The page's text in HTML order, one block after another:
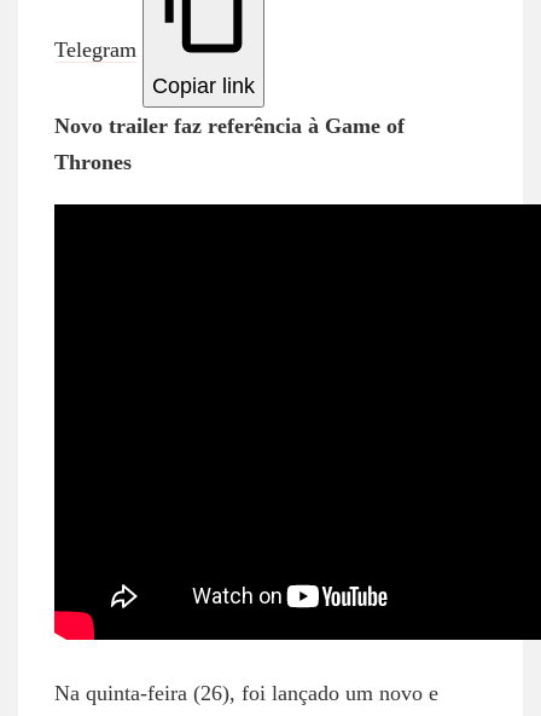
Telegram
Copiar link
Novo trailer faz referência à Game of
Thrones
Na quinta-feira (26), foi lançado um novo e